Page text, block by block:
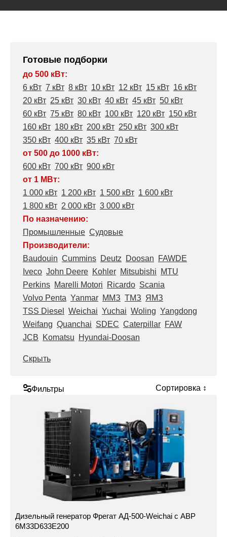
Готовые подборки
до 500 кВт:
6 кВт 7 кВт 8 кВт 10 кВт 12 кВт 15 кВт 16 кВт
20 кВт 25 кВт 30 кВт 40 кВт 45 кВт 50 кВт
60 кВт 75 кВт 80 кВт 100 кВт 120 кВт 150 кВт
160 кВт 180 кВт 200 кВт 250 кВт 300 кВт
350 кВт 400 кВт 35 кВт 70 кВт
от 500 до 1000 кВт:
600 кВт 700 кВт 900 кВт
от 1 МВт:
1 000 кВт 1 200 кВт 1 500 кВт 1 600 кВт
1 800 кВт 2 000 кВт 3 000 кВт
По назначению:
Промышленные Судовые
Производители:
Baudouin Cummins Deutz Doosan
FAWDE
Iveco John Deere Kohler Mitsubishi
MTU
Perkins Marelli Motori Ricardo Scania
Volvo Penta Yanmar ММЗ ТМЗ ЯМЗ
TSS Diesel
Weichai Yuchai Woling Yangdong
Weifang Quanchai SDEC Caterpillar FAW
JCB
Komatsu Hyundai-Doosan
Скрыть
Фильтры Сортировка ↕
Дизельный генератор Фрегат АД-500-Weichai с АВР
6M33D633E200